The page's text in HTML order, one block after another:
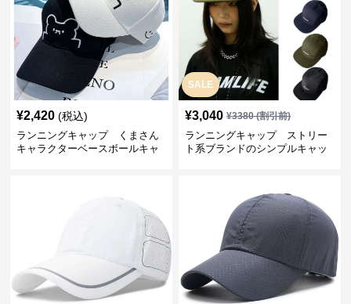
¥2,420 (税込)
ランニングキャップ くまさん
キャラクターベースボールキャ
SALE
¥3,040 ¥3380(割引前)
ランニングキャップ ストリー
ト系ブランドのシンプルキャッ